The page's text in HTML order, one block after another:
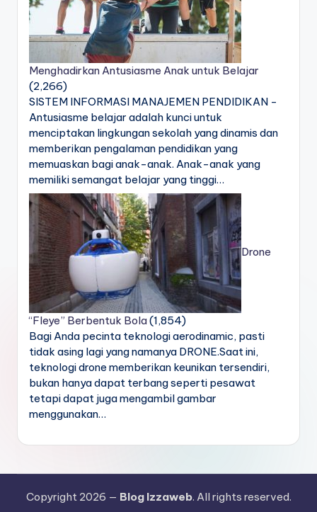
Menghadirkan Antusiasme Anak untuk Belajar
(2,266)
SISTEM INFORMASI MANAJEMEN PENDIDIKAN -
Antusiasme belajar adalah kunci untuk
menciptakan lingkungan sekolah yang dinamis dan
memberikan pengalaman pendidikan yang
memuaskan bagi anak-anak. Anak-anak yang
memiliki semangat belajar yang tinggi…
Drone
“Fleye” Berbentuk Bola(1,854)
Bagi Anda pecinta teknologi aerodinamic, pasti
tidak asing lagi yang namanya DRONE.Saat ini,
teknologi drone memberikan keunikan tersendiri,
bukan hanya dapat terbang seperti pesawat
tetapi dapat juga mengambil gambar
menggunakan…
Copyright 2026 — Blog Izzaweb. All rights reserved.